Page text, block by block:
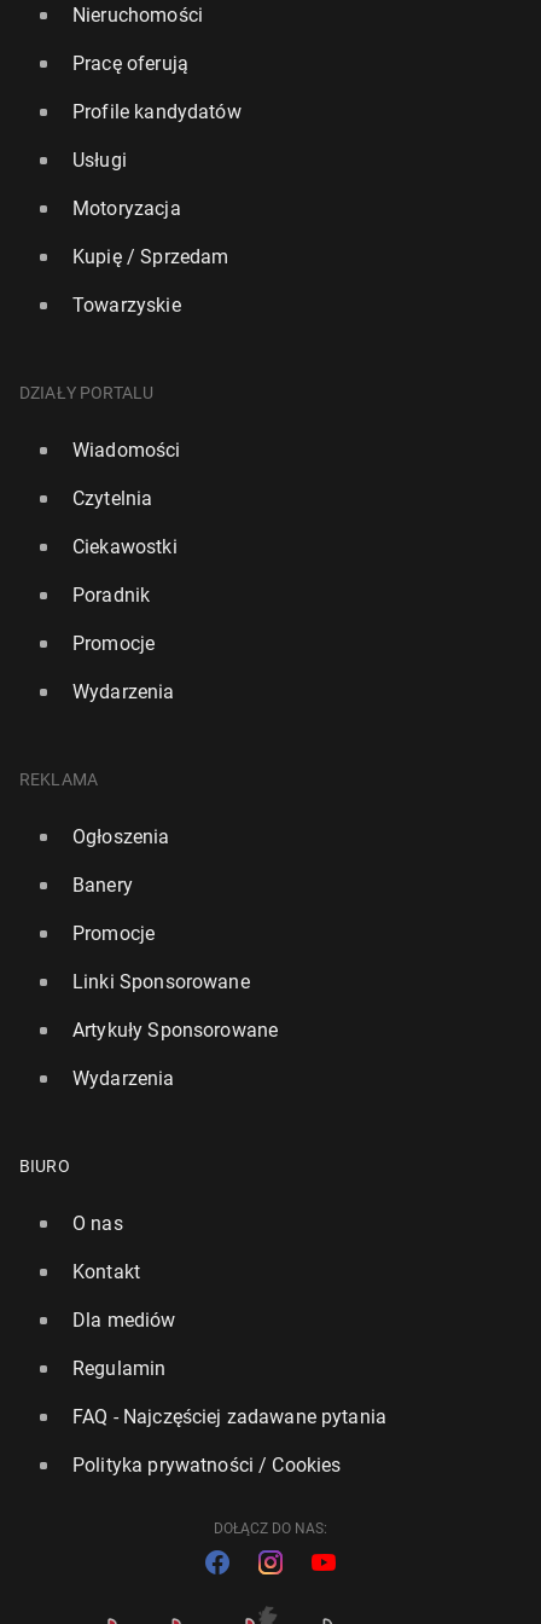
Nieruchomości
Pracę oferują
Profile kandydatów
Usługi
Motoryzacja
Kupię / Sprzedam
Towarzyskie
DZIAŁY PORTALU
Wiadomości
Czytelnia
Ciekawostki
Poradnik
Promocje
Wydarzenia
REKLAMA
Ogłoszenia
Banery
Promocje
Linki Sponsorowane
Artykuły Sponsorowane
Wydarzenia
BIURO
O nas
Kontakt
Dla mediów
Regulamin
FAQ - Najczęściej zadawane pytania
Polityka prywatności / Cookies
DOŁĄCZ DO NAS: